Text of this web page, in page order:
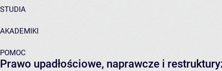
STUDIA
AKADEMIKI
POMOC
Prawo upadłościowe, naprawcze i